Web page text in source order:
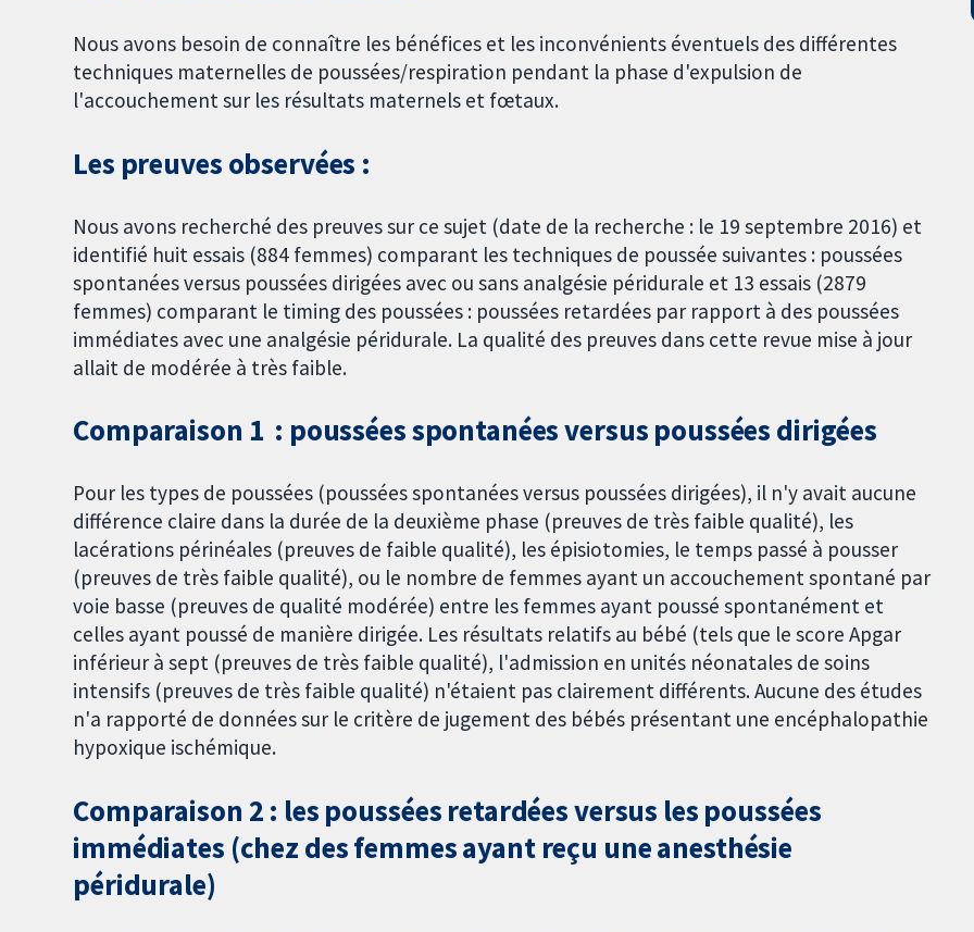
Nous avons besoin de connaître les bénéfices et les inconvénients éventuels des différentes
techniques maternelles de poussées/respiration pendant la phase d'expulsion de
l'accouchement sur les résultats maternels et fœtaux.
Les preuves observées :
Nous avons recherché des preuves sur ce sujet (date de la recherche : le 19 septembre 2016) et
identifié huit essais (884 femmes) comparant les techniques de poussée suivantes : poussées
spontanées versus poussées dirigées avec ou sans analgésie péridurale et 13 essais (2879
femmes) comparant le timing des poussées : poussées retardées par rapport à des poussées
immédiates avec une analgésie péridurale. La qualité des preuves dans cette revue mise à jour
allait de modérée à très faible.
Comparaison 1 : poussées spontanées versus poussées dirigées
Pour les types de poussées (poussées spontanées versus poussées dirigées), il n'y avait aucune
différence claire dans la durée de la deuxième phase (preuves de très faible qualité), les
lacérations périnéales (preuves de faible qualité), les épisiotomies, le temps passé à pousser
(preuves de très faible qualité), ou le nombre de femmes ayant un accouchement spontané par
voie basse (preuves de qualité modérée) entre les femmes ayant poussé spontanément et
celles ayant poussé de manière dirigée. Les résultats relatifs au bébé (tels que le score Apgar
inférieur à sept (preuves de très faible qualité), l'admission en unités néonatales de soins
intensifs (preuves de très faible qualité) n'étaient pas clairement différents. Aucune des études
n'a rapporté de données sur le critère de jugement des bébés présentant une encéphalopathie
hypoxique ischémique.
Comparaison 2 : les poussées retardées versus les poussées
immédiates (chez des femmes ayant reçu une anesthésie
péridurale)